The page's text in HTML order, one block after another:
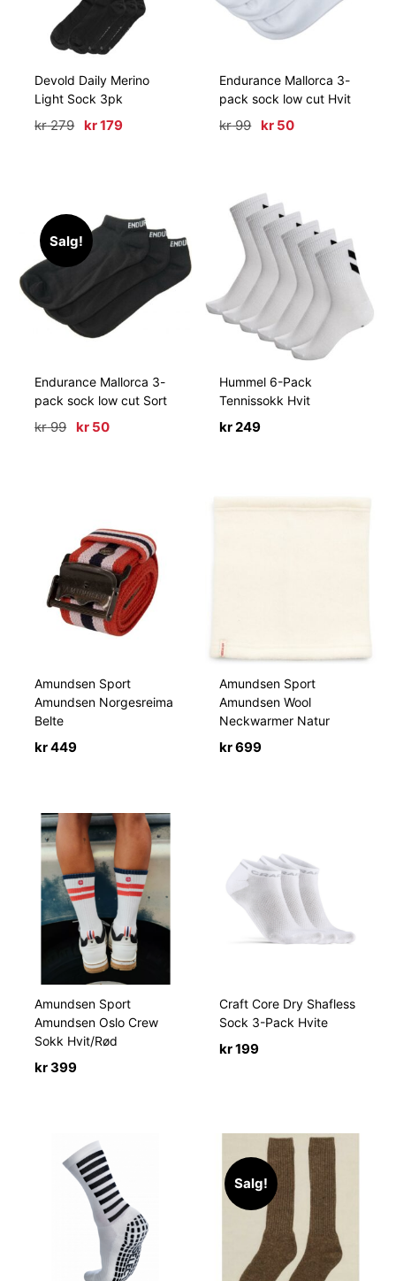
Devold Daily Merino
Light Sock 3pk
kr279 Opprinnelig
kr179Nåværende
Endurance Mallorca 3-
pack sock low cut Hvit
kr99 Opprinnelig
kr50Nåværende
Salg!
Endurance Mallorca 3-
pack sock low cut Sort
kr99 Opprinnelig
kr50Nåværende
Hummel 6-Pack
Tennissokk Hvit
kr 249
Amundsen Sport
Amundsen Norgesreima
Belte
kr449
Amundsen Sport
Amundsen Wool
Neckwarmer Natur
kr699
Amundsen Sport
Amundsen Oslo Crew
Sokk Hvit/Rød
kr399
Craft Core Dry Shafless
Sock 3-Pack Hvite
kr199
Salg!